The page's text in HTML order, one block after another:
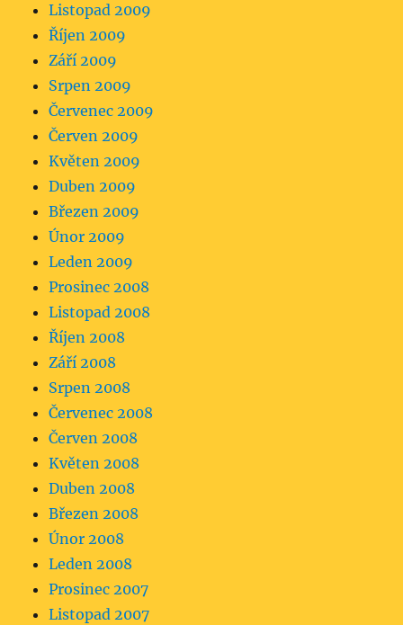
Listopad 2009
Říjen 2009
Září 2009
Srpen 2009
Červenec 2009
Červen 2009
Květen 2009
Duben 2009
Březen 2009
Únor 2009
Leden 2009
Prosinec 2008
Listopad 2008
Říjen 2008
Září 2008
Srpen 2008
Červenec 2008
Červen 2008
Květen 2008
Duben 2008
Březen 2008
Únor 2008
Leden 2008
Prosinec 2007
Listopad 2007